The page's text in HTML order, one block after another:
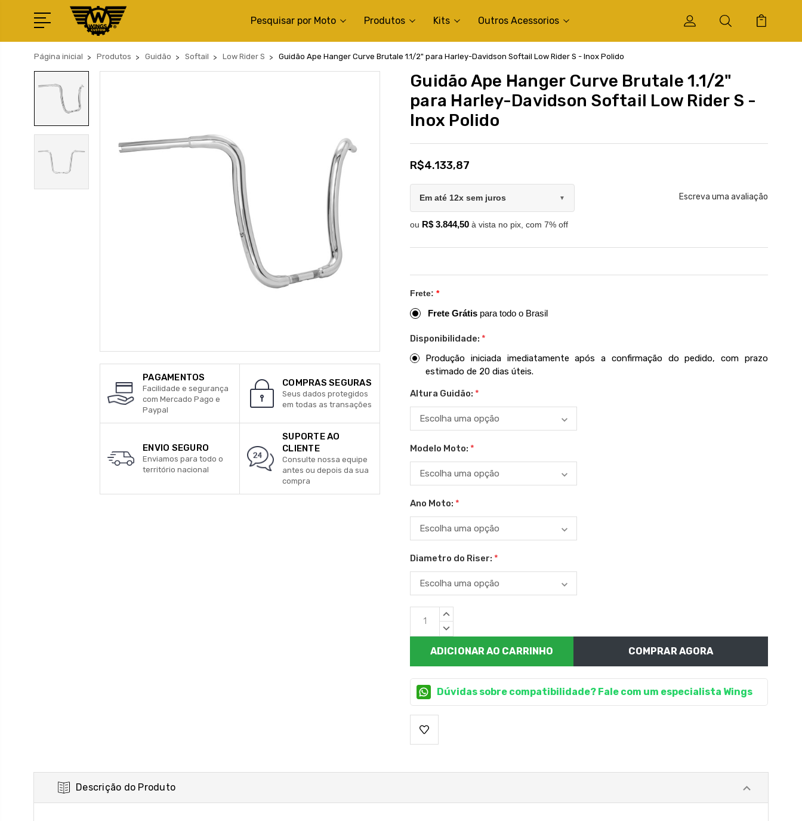
Pesquisar por Moto Produtos Kits Outros Acessorios
Página inicial Produtos Guidão Softail Low Rider S Guidão Ape Hanger Curve Brutale 1.1/2" para Harley-Davidson Softail Low Rider S - Inox Polido
PAGAMENTOS
Facilidade e segurança
com Mercado Pago e
Paypal
COMPRAS SEGURAS
Seus dados protegidos
em todas as transações
ENVIO SEGURO
Enviamos para todo o
território nacional
SUPORTE AO
CLIENTE
Consulte nossa equipe
antes ou depois da sua
compra
Guidão Ape Hanger Curve Brutale 1.1/2"
para Harley-Davidson Softail Low Rider S -
Inox Polido
R$4.133,87
Em até 12x sem juros ▼
ou R$ 3.844,50 à vista no pix, com 7% off
Escreva uma avaliação
Frete: *
Frete Grátis para todo o Brasil
Disponibilidade: *
Produção iniciada imediatamente após a confirmação do pedido, com prazo
estimado de 20 dias úteis.
Altura Guidão: *
Modelo Moto: *
Ano Moto: *
Diametro do Riser: *
Estoque
atual:
QUANTIDADE
QUANTIDADE
COMPRAR AGORA
Dúvidas sobre compatibilidade? Fale com um especialista Wings
Descrição do Produto